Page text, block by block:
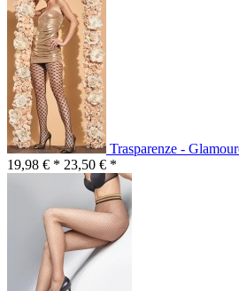
Trasparenze -
19,98 € * 23,50 € *